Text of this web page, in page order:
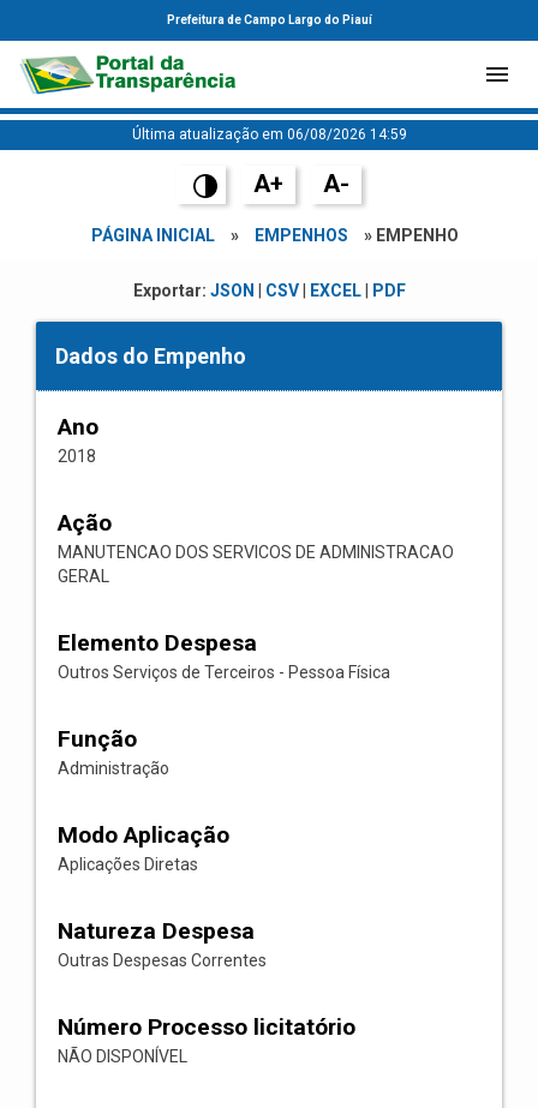
Prefeitura de Campo Largo do Piauí
Última atualização em 06/08/2026 14:59
A+ A-
PÁGINA INICIAL » EMPENHOS » EMPENHO
Exportar: JSON CSV| EXCEL| PDF
Dados do Empenho
Ano
2018
Ação
MANUTENCAO DOS SERVICOS DE ADMINISTRACAO
GERAL
Elemento Despesa
Outros Serviços de Terceiros - Pessoa Física
Função
Administração
Modo Aplicação
Aplicações Diretas
Natureza Despesa
Outras Despesas Correntes
Número Processo licitatório
NÃO DISPONÍVEL